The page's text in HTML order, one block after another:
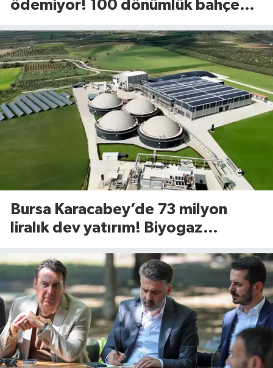
ödemiyor! 100 dönümlük bahçede
Bursa Karacabey’de 73 milyon
liralık dev yatırım! Biyogaz
yükseliyor